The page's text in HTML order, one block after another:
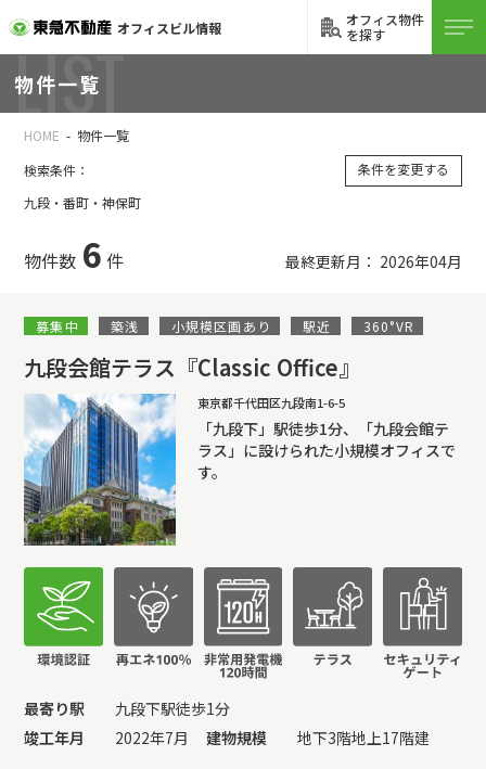
オフィスビル情報
オフィス物件
を探す
物件一覧
LIST
HOME
物件一覧
検索条件：
九段・番町・神保町
条件を変更する
物件数 6 件 最終更新月： 2026年04月
募集中 築浅 小規模区画あり 駅近 360°VR
九段会館テラス『Classic Office』
東京都千代田区九段南1-6-5
「九段下」駅徒歩1分、「九段会館テ
ラス」に設けられた小規模オフィスで
す。
最寄り駅
九段下駅徒歩1分
竣工年月
2022年7月 建物規模 地下3階地上17階建